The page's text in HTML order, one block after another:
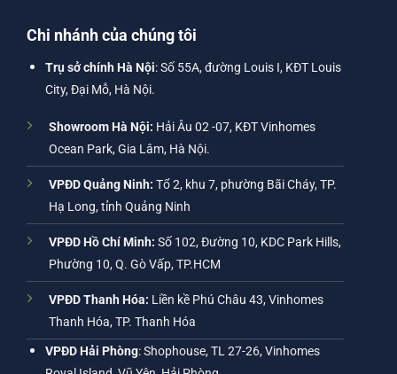
Chi nhánh của chúng tôi
Trụ sở chính Hà Nội: Số 55A, đường Louis I, KĐT Louis
City, Đại Mỗ, Hà Nội.
Showroom Hà Nội: Hải Âu 02 -07, KĐT Vinhomes
Ocean Park, Gia Lâm, Hà Nội.
VPĐD Quảng Ninh: Tổ 2, khu 7, phường Bãi Cháy, TP.
Hạ Long, tỉnh Quảng Ninh
VPĐD Hồ Chí Minh: Số 102, Đường 10, KDC Park Hills,
Phường 10, Q. Gò Vấp, TP.HCM
VPĐD Thanh Hóa: Liền kề Phú Châu 43, Vinhomes
Thanh Hóa, TP. Thanh Hóa
VPĐD Hải Phòng: Shophouse, TL 27-26, Vinhomes